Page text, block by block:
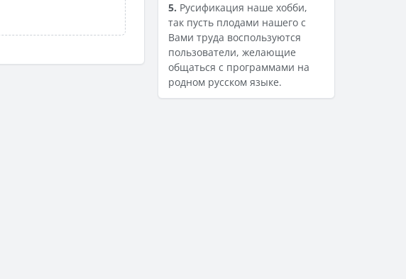
5. Русификация наше хобби,
так пусть плодами нашего с
Вами труда воспользуются
пользователи, желающие
общаться с программами на
родном русском языке.